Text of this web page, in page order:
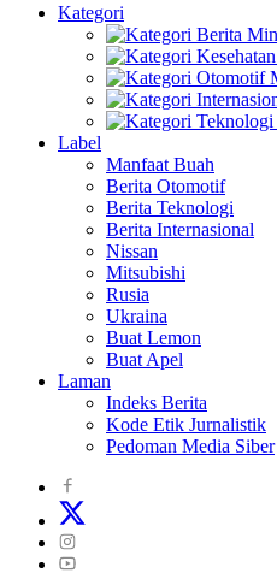
Kategori
Label
Manfaat Buah
Berita Otomotif
Berita Teknologi
Berita Internasional
Nissan
Mitsubishi
Rusia
Ukraina
Buat Lemon
Buat Apel
Laman
Indeks Berita
Kode Etik Jurnalistik
Pedoman Media Siber